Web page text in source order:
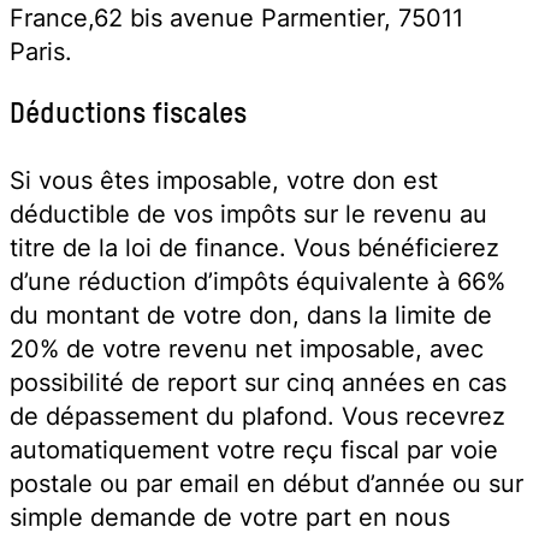
France,62 bis avenue Parmentier, 75011
Paris.
Déductions fiscales
Si vous êtes imposable, votre don est
déductible de vos impôts sur le revenu au
titre de la loi de finance. Vous bénéficierez
d’une réduction d’impôts équivalente à 66%
du montant de votre don, dans la limite de
20% de votre revenu net imposable, avec
possibilité de report sur cinq années en cas
de dépassement du plafond. Vous recevrez
automatiquement votre reçu fiscal par voie
postale ou par email en début d’année ou sur
simple demande de votre part en nous